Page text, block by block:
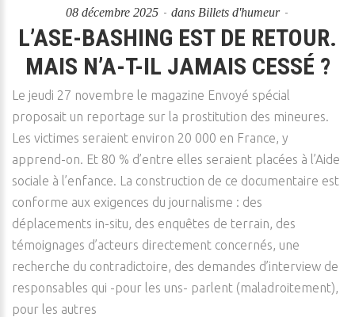
08 décembre 2025 dans Billets d'humeur
L’ASE-BASHING EST DE RETOUR.
MAIS N’A-T-IL JAMAIS CESSÉ ?
Le jeudi 27 novembre le magazine Envoyé spécial
proposait un reportage sur la prostitution des mineures.
Les victimes seraient environ 20 000 en France, y
apprend-on. Et 80 % d’entre elles seraient placées à l’Aide
sociale à l’enfance. La construction de ce documentaire est
conforme aux exigences du journalisme : des
déplacements in-situ, des enquêtes de terrain, des
témoignages d’acteurs directement concernés, une
recherche du contradictoire, des demandes d’interview de
responsables qui -pour les uns- parlent (maladroitement),
pour les autres